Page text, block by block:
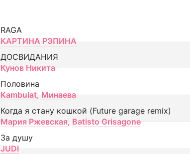
RAGA
КАРТИНА РЭПИНА
ДОСВИДАНИЯ
Кунов Никита
Половина
Kambulat, Минаева
Когда я стану кошкой (Future garage remix)
Мария Ржевская, Batisto Grisagone
За душу
JUDI